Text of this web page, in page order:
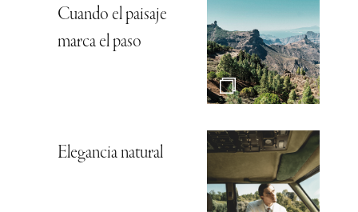
Cuando el paisaje
marca el paso
Elegancia natural